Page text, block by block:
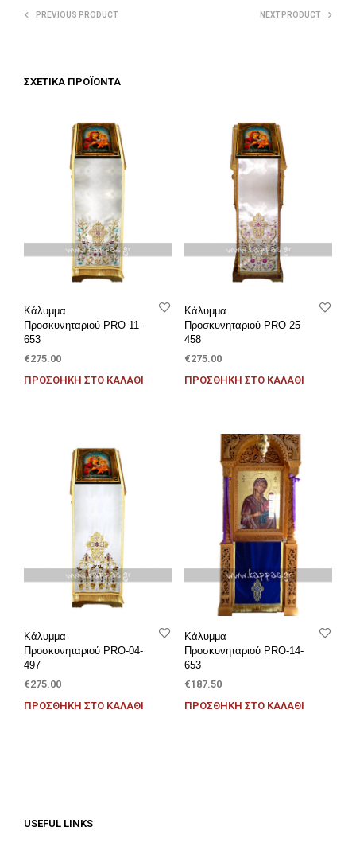
PREVIOUS PRODUCT NEXT PRODUCT
ΣΧΕΤΙΚΆ ΠΡΟΪΌΝΤΑ
Κάλυμμα
Προσκυνηταριού PRO-11-
653
€275.00
ΠΡΟΣΘΉΚΗ ΣΤΟ ΚΑΛΆΘΙ
Κάλυμμα
Προσκυνηταριού PRO-25-
458
€275.00
ΠΡΟΣΘΉΚΗ ΣΤΟ ΚΑΛΆΘΙ
Κάλυμμα
Προσκυνηταριού PRO-04-
497
€275.00
ΠΡΟΣΘΉΚΗ ΣΤΟ ΚΑΛΆΘΙ
Κάλυμμα
Προσκυνηταριού PRO-14-
653
€187.50
ΠΡΟΣΘΉΚΗ ΣΤΟ ΚΑΛΆΘΙ
USEFUL LINKS